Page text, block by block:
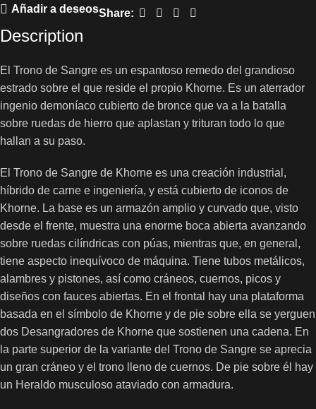
Añadir a deseosShare:
Description
El Trono de Sangre es un espantoso remedo del grandioso
estrado sobre el que reside el propio Khorne. Es un aterrador
ingenio demoníaco cubierto de bronce que va a la batalla
sobre ruedas de hierro que aplastan y trituran todo lo que
hallan a su paso.
El Trono de Sangre de Khorne es una creación industrial,
híbrido de carne e ingeniería, y está cubierto de iconos de
Khorne. La base es un armazón amplio y curvado que, visto
desde el frente, muestra una enorme boca abierta avanzando
sobre ruedas cilíndricas con púas, mientras que, en general,
tiene aspecto inequívoco de máquina. Tiene tubos metálicos,
alambres y pistones, así como cráneos, cuernos, picos y
diseños con fauces abiertas. En el frontal hay una plataforma
basada en el símbolo de Khorne y de pie sobre ella se yerguen
dos Desangradores de Khorne que sostienen una cadena. En
la parte superior de la variante del Trono de Sangre se aprecia
un gran cráneo y el trono lleno de cuernos. De pie sobre él hay
un Heraldo musculoso ataviado con armadura.